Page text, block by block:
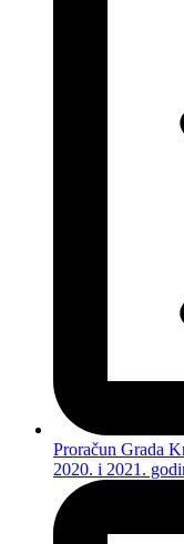
Proračun Grada
2020. i 2021.